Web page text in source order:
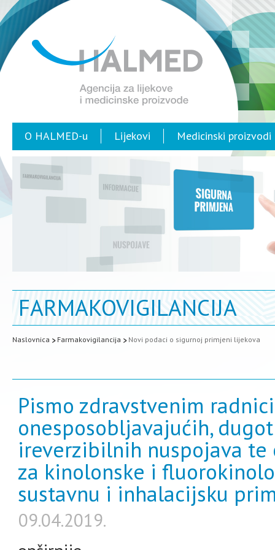
O HALMED-u Lijekovi Medicinski proizvodi
FARMAKOVIGILANCIJA
Naslovnica Farmakovigilancija Novi podaci o sigurnoj primjeni lijekova
Pismo zdravstvenim
onesposobljavajućih,
ireverzibilnih nuspojava
za kinolonske i
sustavnu i inhalacijsku
09.04.2019.